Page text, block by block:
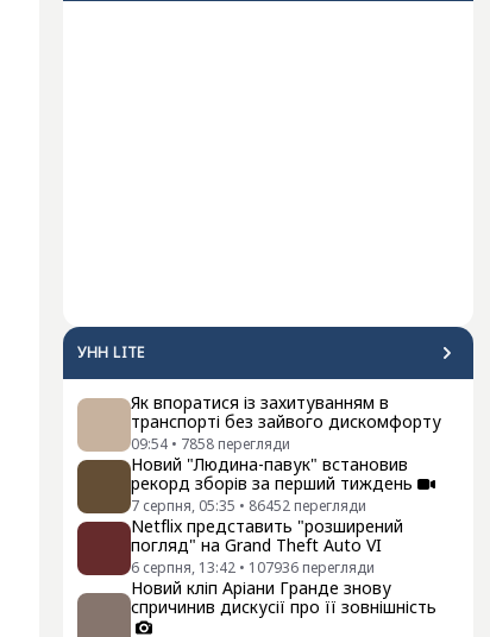
УНН LITE
Як впоратися із захитуванням в
транспорті без зайвого дискомфорту
09:54 • 7858 перегляди
Новий "Людина-павук" встановив
рекорд зборів за перший тиждень
7 серпня, 05:35 • 86452 перегляди
Netflix представить "розширений
погляд" на Grand Theft Auto VI
6 серпня, 13:42 • 107936 перегляди
Новий кліп Аріани Гранде знову
спричинив дискусії про її зовнішність